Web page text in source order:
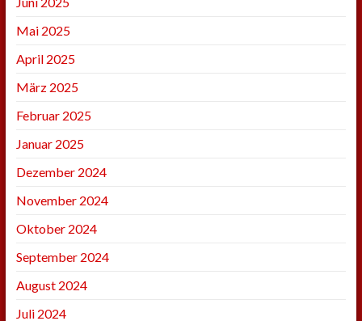
Mai 2025
April 2025
März 2025
Februar 2025
Januar 2025
Dezember 2024
November 2024
Oktober 2024
September 2024
August 2024
Juli 2024